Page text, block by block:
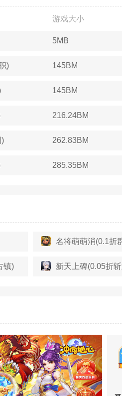
游戏大小
5MB
) 145BM
145BM
216.24BM
) 262.83BM
285.35BM
名将萌萌消(0.1折
镇) 新天上碑(0.05折